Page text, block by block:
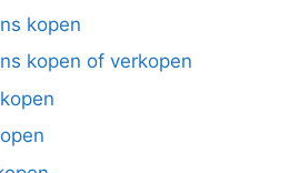
kopen
kopen of verkopen